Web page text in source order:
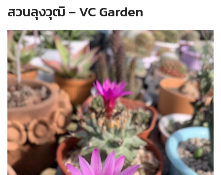
สวนลุงวุฒิ – VC Garden